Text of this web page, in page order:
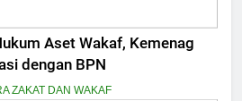
Aset Wakaf, Kemenag
dengan BPN
ZAKAT DAN WAKAF